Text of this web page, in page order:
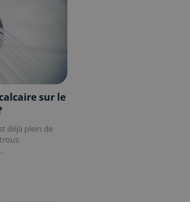
sur le
déjà plein de